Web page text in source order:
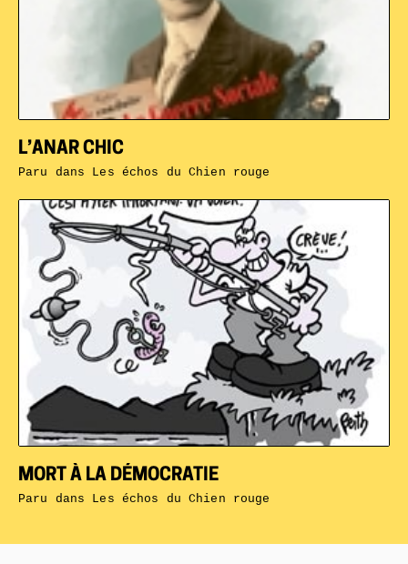
MORT À LA DÉMOCRATIE
Paru dans Les échos du Chien rouge
L’ANAR CHIC
Paru dans Les échos du Chien rouge